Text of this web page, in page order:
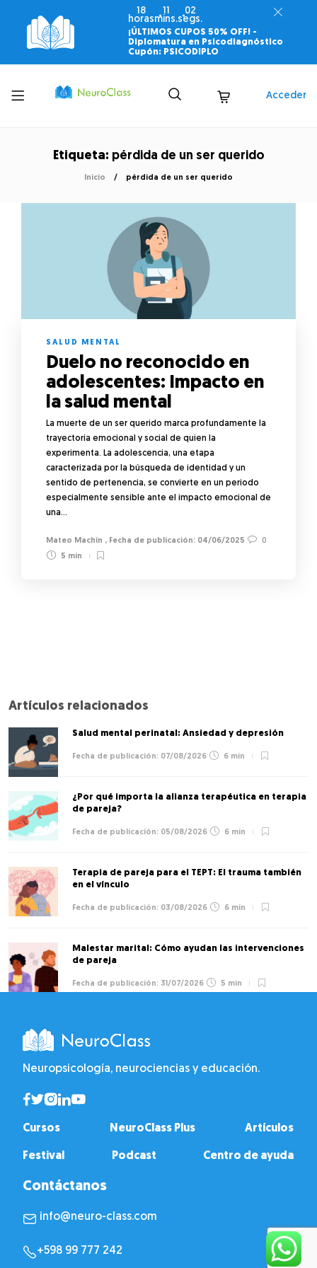
18
horas
11
mins.
02
segs.
¡ÚLTIMOS CUPOS 50% OFF! -
Diplomatura en Psicodiagnóstico
Cupón: PSICODIPLO
Toggle
menu
Acceder
Etiqueta: pérdida de un ser querido
Inicio pérdida de un ser querido
SALUD MENTAL
Duelo no reconocido en
adolescentes: Impacto en
la salud mental
La muerte de un ser querido marca profundamente la
trayectoria emocional y social de quien la
experimenta. La adolescencia, una etapa
caracterizada por la búsqueda de identidad y un
sentido de pertenencia, se convierte en un periodo
especialmente sensible ante el impacto emocional de
una…
Mateo Machín , 04/06/2025
0
5 min
Artículos relacionados
Salud mental perinatal: Ansiedad y depresión
07/08/2026 6 min
¿Por qué importa la alianza terapéutica en terapia
de pareja?
05/08/2026 6 min
Terapia de pareja para el TEPT: El trauma también
en el vínculo
03/08/2026 6 min
Malestar marital: Cómo ayudan las intervenciones
de pareja
31/07/2026 5 min
Neuropsicología, neurociencias y educación.
Cursos NeuroClass Plus Artículos
Festival Podcast Centro de ayuda
Contáctanos
info@neuro-class.com
+598 99 777 242